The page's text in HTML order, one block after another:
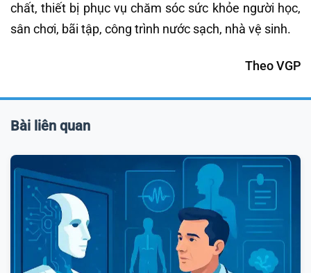
chất, thiết bị phục vụ chăm sóc sức khỏe người học,
sân chơi, bãi tập, công trình nước sạch, nhà vệ sinh.
Theo VGP
Bài liên quan